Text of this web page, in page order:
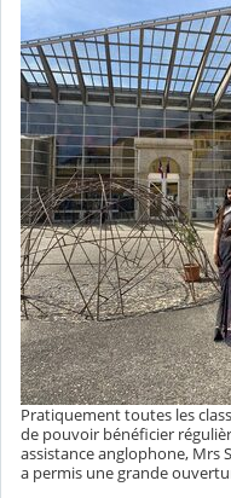
Pratiquement toutes les
de pouvoir bénéficier
assistance anglophone, Mrs
a permis une grande